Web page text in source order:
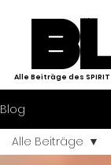
Alle Beiträge des SPIRIT
Blog
Alle Beiträge